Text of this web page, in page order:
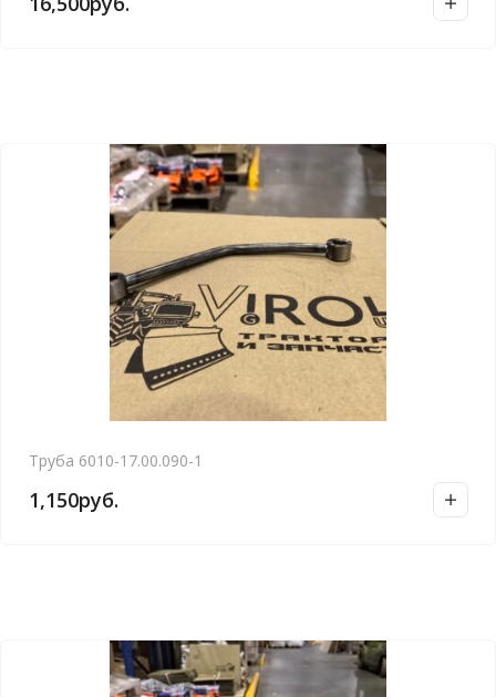
Труба 6010-17.00.090-1
1,150руб.